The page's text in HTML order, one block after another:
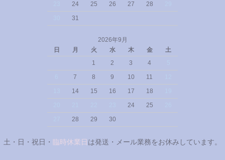
24 25 26 27 28
31
2026年9月
日
月 火 水 木 金
土
1
2 3 4
7 8 9 10 11
14 15 16 17 18
24 25
28 29 30
土・日・祝日・ 臨時休業日 は発送・メール業務をお休みしています。